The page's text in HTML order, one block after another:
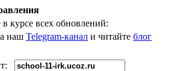
в курсе всех обновлений:
наш Telegram-канал и читайте блог